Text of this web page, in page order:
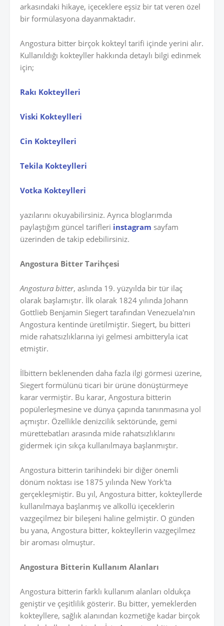
arkasındaki hikaye, içeceklere eşsiz bir tat veren özel
bir formülasyona dayanmaktadır.
Angostura bitter birçok kokteyl tarifi içinde yerini alır.
Kullanıldığı kokteyller hakkında detaylı bilgi edinmek
için;
Rakı Kokteylleri
Viski Kokteylleri
Cin Kokteylleri
Tekila Kokteylleri
Votka Kokteylleri
yazılarını okuyabilirsiniz. Ayrıca bloglarımda
paylaştığım güncel tarifleri instagram sayfam
üzerinden de takip edebilirsiniz.
Angostura Bitter Tarihçesi
Angostura bitter, aslında 19. yüzyılda bir tür ilaç
olarak başlamıştır. İlk olarak 1824 yılında Johann
Gottlieb Benjamin Siegert tarafından Venezuela'nın
Angostura kentinde üretilmiştir. Siegert, bu bitteri
mide rahatsızlıklarına iyi gelmesi ambitteryla icat
etmiştir.
İlbittern beklenenden daha fazla ilgi görmesi üzerine,
Siegert formülünü ticari bir ürüne dönüştürmeye
karar vermiştir. Bu karar, Angostura bitterin
popülerleşmesine ve dünya çapında tanınmasına yol
açmıştır. Özellikle denizcilik sektöründe, gemi
mürettebatları arasında mide rahatsızlıklarını
gidermek için sıkça kullanılmaya başlanmıştır.
Angostura bitterin tarihindeki bir diğer önemli
dönüm noktası ise 1875 yılında New York'ta
gerçekleşmiştir. Bu yıl, Angostura bitter, kokteyllerde
kullanılmaya başlanmış ve alkollü içeceklerin
vazgeçilmez bir bileşeni haline gelmiştir. O günden
bu yana, Angostura bitter, kokteyllerin vazgeçilmez
bir aroması olmuştur.
Angostura Bitterin Kullanım Alanları
Angostura bitterin farklı kullanım alanları oldukça
geniştir ve çeşitlilik gösterir. Bu bitter, yemeklerden
kokteyllere, sağlık alanından kozmetiğe kadar birçok